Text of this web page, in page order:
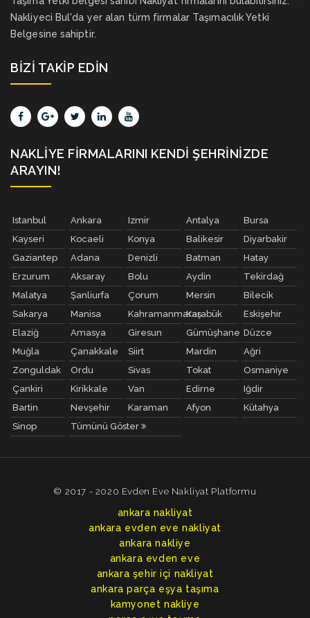
Nakliyeci Bul'da yer alan türm firmalar Taşımacılık Yetki
Belgesine sahiptir.
BIZI TAKIP EDIN
NAKLIYE FIRMALARINI KENDI ŞEHRINIZDE
ARAYIN!
Istanbul Ankara Izmir Antalya
Bursa
Kayseri
Kocaeli Konya Balikesir
Diyarbakir
Gaziantep
Adana Denizli Batman
Hatay
Erzurum
Aksaray Bolu Aydin
Tekirdağ
Malatya
Şanliurfa Çorum Mersin
Bilecik
Sakarya
Manisa KahramanmaraşKarabük
Eskişehir
Elaziğ
Amasya Giresun Gümüşhane Düzce
Muğla
Çanakkale Siirt Mardin
Ağri
Zonguldak
Ordu Sivas Tokat
Osmaniye
Çankiri
Kirikkale Van Edirne
Iğdir
Bartin
Nevşehir Karaman Afyon
Kütahya
Sinop
Tümünü Göster
© 2017 - 2020 Evden Eve Nakliyat Platformu
ankara nakliyat
ankara evden eve nakliyat
ankara nakliye
ankara evden eve
ankara şehir içi nakliyat
ankara parça eşya taşıma
kamyonet nakliye